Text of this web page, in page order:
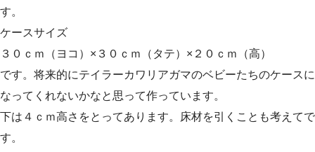
す。
ケースサイズ
３０ｃｍ（ヨコ）×３０ｃｍ（タテ）×２０ｃｍ（高）
です。将来的にテイラーカワリアガマのベビーたちのケースに
なってくれないかなと思って作っています。
下は４ｃｍ高さをとってあります。床材を引くことも考えてで
す。